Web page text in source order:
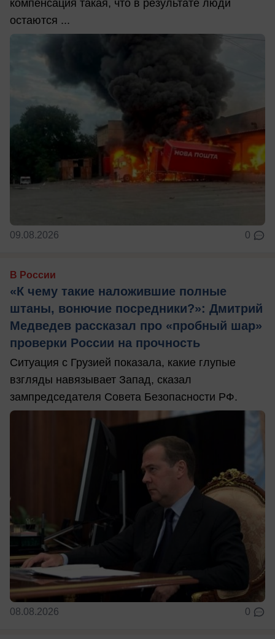
компенсация такая, что в результате люди
остаются ...
09.08.2026 0
В России
«К чему такие наложившие полные
штаны, вонючие посредники?»: Дмитрий
Медведев рассказал про «пробный шар»
проверки России на прочность
Ситуация с Грузией показала, какие глупые
взгляды навязывает Запад, сказал
зампредседателя Совета Безопасности РФ.
08.08.2026 0